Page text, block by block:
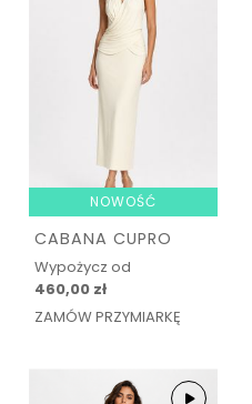
NOWOŚĆ
CABANA CUPRO
Wypożycz od
460,00 zł
ZAMÓW PRZYMIARKĘ